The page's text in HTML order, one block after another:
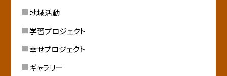
地域活動
学習プロジェクト
幸せプロジェクト
ギャラリー